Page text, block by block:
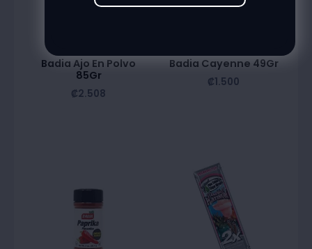
Badia Ajo En Polvo
85Gr
₡2.508
Badia Cayenne 49Gr
₡1.500